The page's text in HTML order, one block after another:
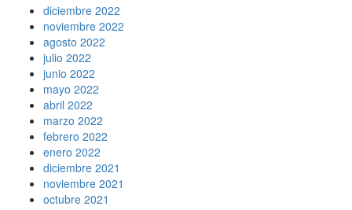
diciembre 2022
noviembre 2022
agosto 2022
julio 2022
junio 2022
mayo 2022
abril 2022
marzo 2022
febrero 2022
enero 2022
diciembre 2021
noviembre 2021
octubre 2021